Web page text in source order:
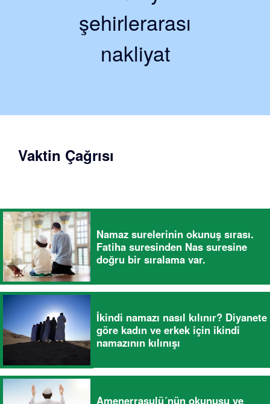
şehirlerarası
nakliyat
Vaktin Çağrısı
Namaz surelerinin okunuş sırası.
Fatiha suresinden Nas suresine
doğru bir sıralama var.
İkindi namazı nasıl kılınır? Diyanete
göre kadın ve erkek için ikindi
namazının kılınışı
Amenerrasulü´nün okunuşu ve